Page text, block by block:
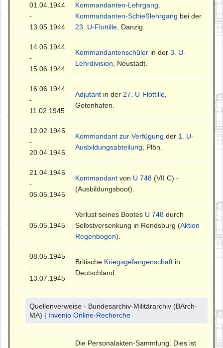
01.04.1944
-
13.05.1944
Kommandanten-Lehrgang
Kommandanten-Schießlehrgang bei der
23. U-Flottille , Danzig.
14.05.1944
-
15.06.1944
Kommandantenschüler in der3. U-
Lehrdivision , Neustadt.
16.06.1944
-
11.02.1945
Adjutant in der 27. U-Flottille
Gotenhafen.
12.02.1945
-
20.04.1945
Kommandant zur Verfügung der 1. U-
Ausbildungsabteilung , Plön.
21.04.1945
-
05.05.1945
Kommandant von U 748 (VII C) -
(Ausbildungsboot).
05.05.1945
Verlust seines Bootes U 748 durch
Selbstversenkung in Rendsburg (Aktion
Regenbogen).
08.05.1945
-
13.07.1945
Britische Kriegsgefangenschaft in
Deutschland.
Quellenverweise - Bundesarchiv-Militärarchiv (BArch-
MA) | Invenio Online-Recherche
Die Personalakten-Sammlung. Dies ist